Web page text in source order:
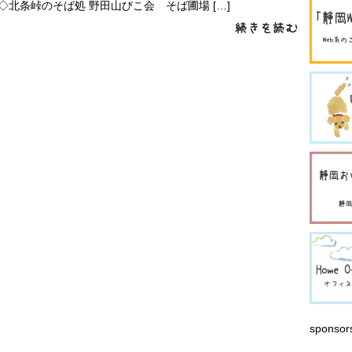
北条峠のそば処 野田山びこ会 そば圃場 […]